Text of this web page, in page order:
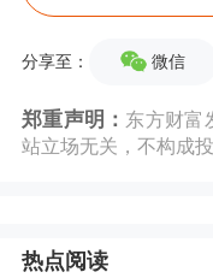
分享至： 微信
郑重声明： 东方财富
站立场无关，不构成
热点阅读